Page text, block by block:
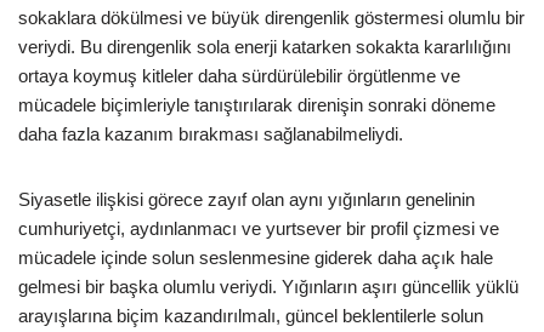
sokaklara dökülmesi ve büyük direngenlik göstermesi olumlu bir
veriydi. Bu direngenlik sola enerji katarken sokakta kararlılığını
ortaya koymuş kitleler daha sürdürülebilir örgütlenme ve
mücadele biçimleriyle tanıştırılarak direnişin sonraki döneme
daha fazla kazanım bırakması sağlanabilmeliydi.
Siyasetle ilişkisi görece zayıf olan aynı yığınların genelinin
cumhuriyetçi, aydınlanmacı ve yurtsever bir profil çizmesi ve
mücadele içinde solun seslenmesine giderek daha açık hale
gelmesi bir başka olumlu veriydi. Yığınların aşırı güncellik yüklü
arayışlarına biçim kazandırılmalı, güncel beklentilerle solun